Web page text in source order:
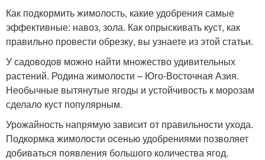
Как подкормить жимолость, какие удобрения самые
эффективные: навоз, зола. Как опрыскивать куст, как
правильно провести обрезку, вы узнаете из этой статьи.
У садоводов можно найти множество удивительных
растений. Родина жимолости – Юго-Восточная Азия.
Необычные вытянутые ягоды и устойчивость к морозам
сделало куст популярным.
Урожайность напрямую зависит от правильности ухода.
Подкормка жимолости осенью удобрениями позволяет
добиваться появления большого количества ягод.